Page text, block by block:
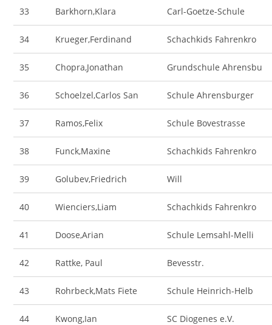
33 Barkhorn,Klara Carl-Goetze-Schule
34 Krueger,Ferdinand Schachkids Fahrenkro
35 Chopra,Jonathan Grundschule Ahrensbu
36 Schoelzel,Carlos San Schule Ahrensburger
37 Ramos,Felix Schule Bovestrasse
38 Funck,Maxine Schachkids Fahrenkro
39 Golubev,Friedrich Will
40 Wienciers,Liam Schachkids Fahrenkro
41 Doose,Arian Schule Lemsahl-Melli
42 Rattke, Paul Bevesstr.
43 Rohrbeck,Mats Fiete Schule Heinrich-Helb
44 Kwong,Ian SC Diogenes e.V.